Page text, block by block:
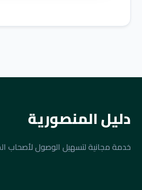
دليل المنصورية
خدمة مجانية لتسهيل الوصول لأصحاب